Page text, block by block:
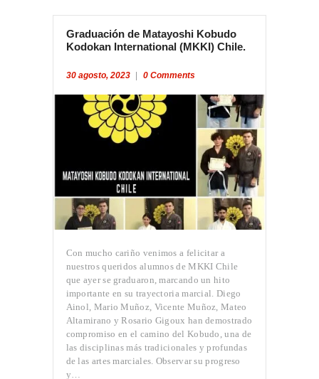
Graduación de Matayoshi Kobudo
Kodokan International (MKKI) Chile.
30 agosto, 2023 0 Comments
Con mucho cariño venimos a felicitar a
nuestros queridos alumnos de MKKI Chile
que ayer se graduaron, marcando un hito
importante en su trayectoria marcial. Diego
Ainol, Mario Muñoz, Vicente Muñoz, Mateo
Altamirano y Rosario Gigoux han demostrado
compromiso en el camino del Kobudo, una de
las disciplinas más tradicionales y profundas
de las artes marciales. Observar su progreso
y…